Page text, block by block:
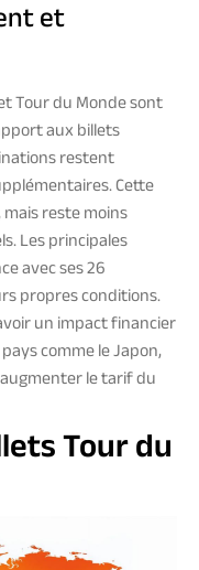
et
Tour du Monde sont
aux billets
restent
Cette
reste moins
Les principales
avec ses 26
propres conditions.
un impact financier
comme le Japon,
le tarif du
Tour du